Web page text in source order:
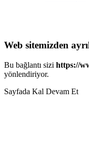
Web sitemizden
Bu bağlantı sizi https://
yönlendiriyor.
Sayfada Kal Devam Et